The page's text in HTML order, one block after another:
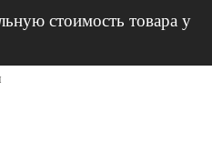
стоимость товара у